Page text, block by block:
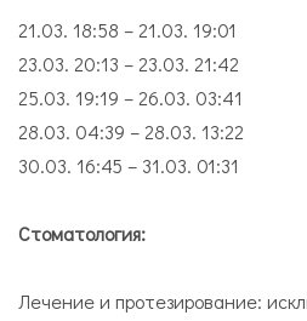
21.03. 18:58 – 21.03. 19:01
23.03. 20:13 – 23.03. 21:42
25.03. 19:19 – 26.03. 03:41
28.03. 04:39 – 28.03. 13:22
30.03. 16:45 – 31.03. 01:31
Стоматология:
Лечение и протезирование: